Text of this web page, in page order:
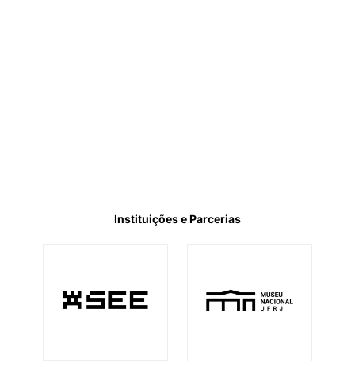
Instituições e Parcerias